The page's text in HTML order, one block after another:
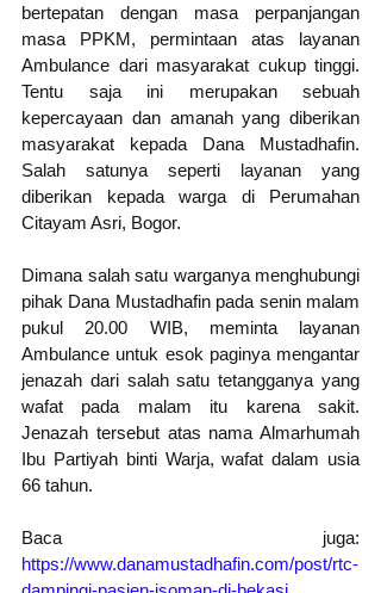
bertepatan dengan masa perpanjangan
masa PPKM, permintaan atas layanan
Ambulance dari masyarakat cukup tinggi.
Tentu saja ini merupakan sebuah
kepercayaan dan amanah yang diberikan
masyarakat kepada Dana Mustadhafin.
Salah satunya seperti layanan yang
diberikan kepada warga di Perumahan
Citayam Asri, Bogor.
Dimana salah satu warganya menghubungi
pihak Dana Mustadhafin pada senin malam
pukul 20.00 WIB, meminta layanan
Ambulance untuk esok paginya mengantar
jenazah dari salah satu tetangganya yang
wafat pada malam itu karena sakit.
Jenazah tersebut atas nama Almarhumah
Ibu Partiyah binti Warja, wafat dalam usia
66 tahun.
https://www.danamustadhafin.com/post/rtc-